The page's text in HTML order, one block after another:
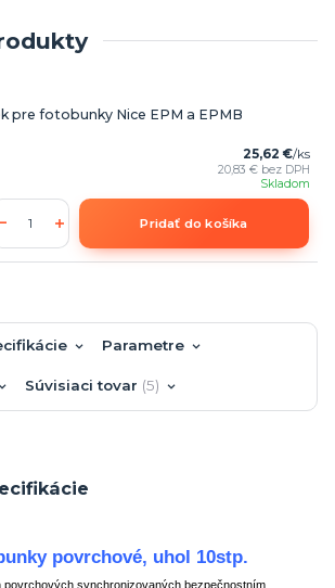
pre fotobunky Nice EPM a EPMB
25,62 €/ks
20,83 € bez DPH
Skladom
Pridať do košíka
Parametre
Súvisiaci tovar 5
povrchové, uhol 10stp.
povrchových synchronizovaných bezpečnostním